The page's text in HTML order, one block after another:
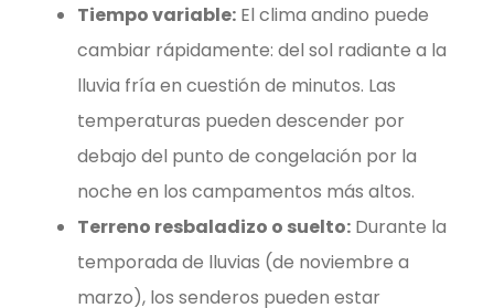
Tiempo variable: El clima andino puede
cambiar rápidamente: del sol radiante a la
lluvia fría en cuestión de minutos. Las
temperaturas pueden descender por
debajo del punto de congelación por la
noche en los campamentos más altos.
Terreno resbaladizo o suelto: Durante la
temporada de lluvias (de noviembre a
marzo), los senderos pueden estar